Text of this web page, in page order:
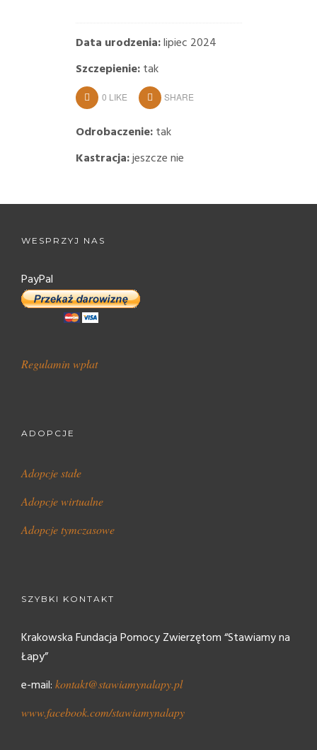
Data urodzenia:lipiec 2024
Szczepienie:tak
0 LIKE SHARE
Odrobaczenie:tak
Kastracja:jeszcze nie
WESPRZYJ NAS
PayPal
Regulamin wpłat
ADOPCJE
Adopcje stałe
Adopcje wirtualne
Adopcje tymczasowe
SZYBKI KONTAKT
Krakowska Fundacja Pomocy Zwierzętom “Stawiamy na
Łapy”
e-mail: kontakt@stawiamynalapy.pl
www.facebook.com/stawiamynalapy